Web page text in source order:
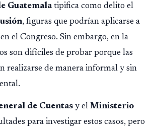
Guatemalatipifica como delito el
, figuras que podrían aplicarse a
el Congreso. Sin embargo, en la
son difíciles de probar porque las
realizarse de manera informal y sin
de Cuentas y el Ministerio
para investigar estos casos, pero